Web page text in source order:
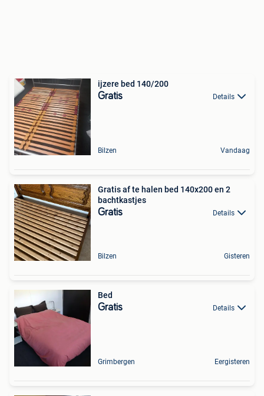
ijzere bed 140/200
Gratis Details
Bilzen Vandaag
Gratis af te halen bed 140x200 en 2
bachtkastjes
Gratis Details
Bilzen Gisteren
Bed
Gratis Details
Grimbergen Eergisteren